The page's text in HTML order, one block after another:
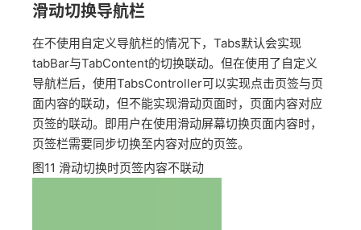
滑动切换导航栏
在不使用自定义导航栏的情况下，Tabs默认会实现
tabBar与TabContent的切换联动。但在使用了自定义
导航栏后，使用TabsController可以实现点击页签与页
面内容的联动，但不能实现滑动页面时，页面内容对应
页签的联动。即用户在使用滑动屏幕切换页面内容时，
页签栏需要同步切换至内容对应的页签。
图11 滑动切换时页签内容不联动